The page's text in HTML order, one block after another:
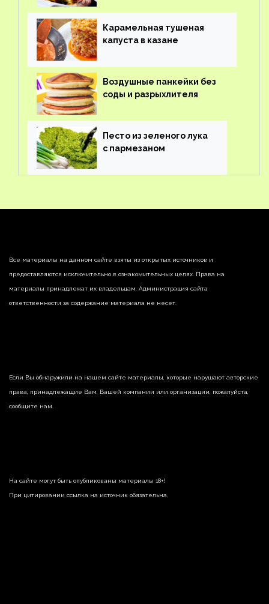
Карамельная тушеная
капуста в казане
Воздушные панкейки без
соды и разрыхлителя
Песто из зеленого лука
с пармезаном
Все материалы на данном сайте взяты из открытых источников и
предоставляются исключительно в ознакомительных целях. Права на
материалы принадлежат их владельцам. Администрация сайта
ответственности за содержание материала не несет.
Если Вы обнаружили на нашем сайте материалы, которые нарушают авторские
права, принадлежащие Вам, Вашей компании или организации, пожалуйста,
сообщите нам.
На сайте могут быть опубликованы материалы 18+!
При цитировании ссылка на источник обязательна.